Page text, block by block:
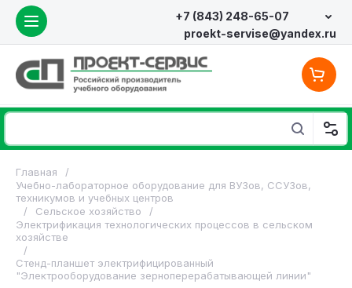
+7 (843) 248-65-07
proekt-servise@yandex.ru
Главная
/
Учебно-лабораторное оборудование для ВУЗов, ССУЗов,
техникумов и учебных центров
/
Сельское хозяйство
/
Электрификация технологических процессов в сельском
хозяйстве
/
Стенд-планшет электрифицированный
"Электрооборудование зерноперерабатывающей линии"